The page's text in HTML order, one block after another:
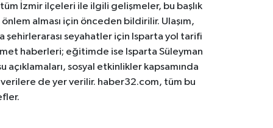
tüm İzmir ilçeleri ile ilgili gelişmeler, bu başlık
alması için önceden bildirilir. Ulaşım,
şehirlerarası seyahatler için Isparta yol tarifi
haberleri; eğitimde ise Isparta Süleyman
sosyal etkinlikler kapsamında
de yer verilir. haber32.com, tüm bu